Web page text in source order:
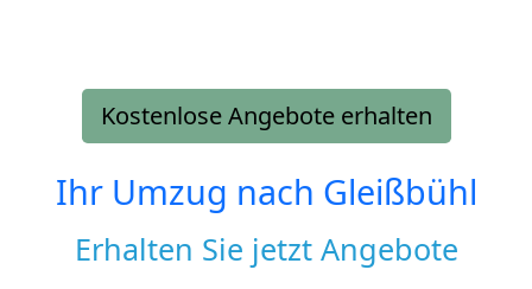
Kostenlose Angebote erhalten
Ihr Umzug nach Gleißbühl
Erhalten Sie jetzt Angebote